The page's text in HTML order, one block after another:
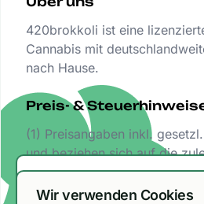
420brokkoli ist eine
Cannabis mit
nach Hause.
Preis- &
(1) Preisangaben inkl.
und beziehen sich auf die
entsprechenden Sorte bei
Wir verwenden Cookies